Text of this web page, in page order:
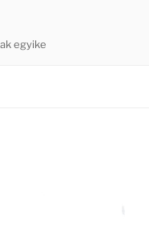
egyike